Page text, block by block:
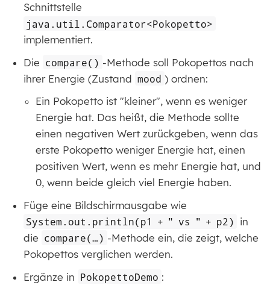
Schnittstelle
java.util.Comparator<Pokopetto>
implementiert.
Die compare() -Methode soll Pokopettos nach
ihrer Energie (Zustand mood ) ordnen:
Ein Pokopetto ist "kleiner", wenn es weniger
Energie hat. Das heißt, die Methode sollte
einen negativen Wert zurückgeben, wenn das
erste Pokopetto weniger Energie hat, einen
positiven Wert, wenn es mehr Energie hat, und
0, wenn beide gleich viel Energie haben.
Füge eine Bildschirmausgabe wie
System.out.println(p1 + " vs " + p2) in
die compare(…​) -Methode ein, die zeigt, welche
Pokopettos verglichen werden.
Ergänze in PokopettoDemo :